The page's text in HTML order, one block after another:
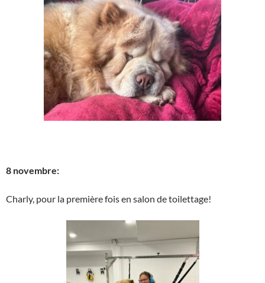
8 novembre:
Charly, pour la première fois en salon de toilettage!